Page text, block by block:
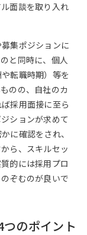
面談を取り入れ
集ポジションに
と同時に、個人
転職時期）等を
のの、自社のカ
採用面接に至ら
ションが求めて
に確認をされ、
ら、スキルセッ
的には採用プロ
ぞむのが良いで
のポイント